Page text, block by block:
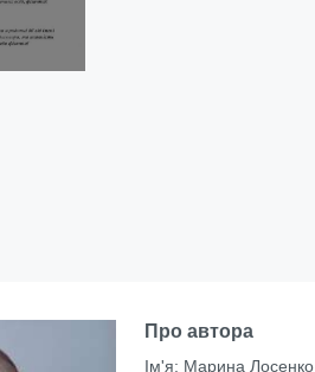
Про автора
Ім'я: Марина Лосенко